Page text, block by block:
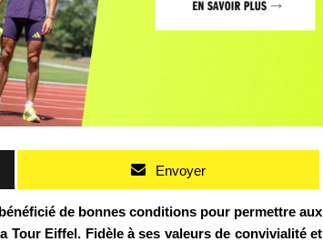
Envoyer
de bonnes conditions pour permettre aux
Tour Eiffel. Fidèle à ses valeurs de convivialité et